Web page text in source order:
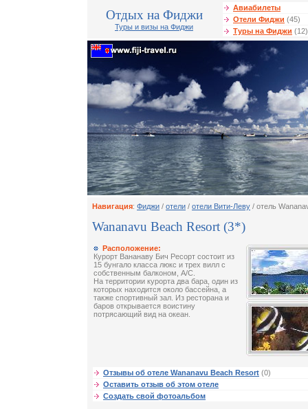
Отдых на Фиджи
Туры и визы на Фиджи
Авиабилеты
Отели Фиджи (45)
Туры на Фиджи (12)
Навигация: Фиджи / отели / отели Вити-Леву / отель
Wananavu Beach Resort (3*)
Расположение:
Курорт Вананаву Бич Ресорт состоит из
15 бунгало класса люкс и трех вилл с
собственным балконом, A/C.
На территории курорта два бара, один из
которых находится около бассейна, а
также спортивный зал. Из ресторана и
баров открывается воистину
потрясающий вид на океан.
Отзывы об отеле Wananavu Beach Resort (0)
Оставить отзыв об этом отеле
Создать свой фотоальбом